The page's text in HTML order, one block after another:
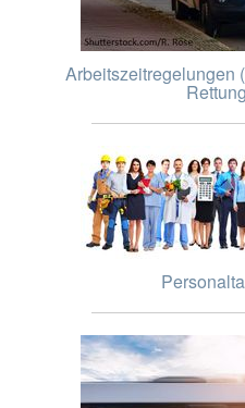
Arbeitszeitregelungen